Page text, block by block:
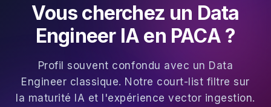
Vous cherchez un Data
Engineer IA en PACA ?
Profil souvent confondu avec un Data
Engineer classique. Notre court-list filtre sur
la maturité IA et l'expérience vector ingestion.